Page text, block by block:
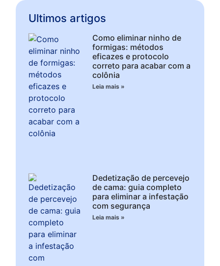
Ultimos artigos
Como eliminar ninho de
formigas: métodos
eficazes e protocolo
correto para acabar com a
colônia
Leia mais »
Dedetização de percevejo
de cama: guia completo
para eliminar a infestação
com segurança
Leia mais »